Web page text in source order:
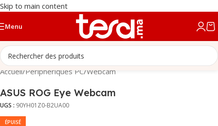
Skip to main content
Menu
Accueil/Périphériques PC/Webcam
ASUS ROG Eye Webcam
UGS : 90YH01Z0-B2UA00
ÉPUISÉ